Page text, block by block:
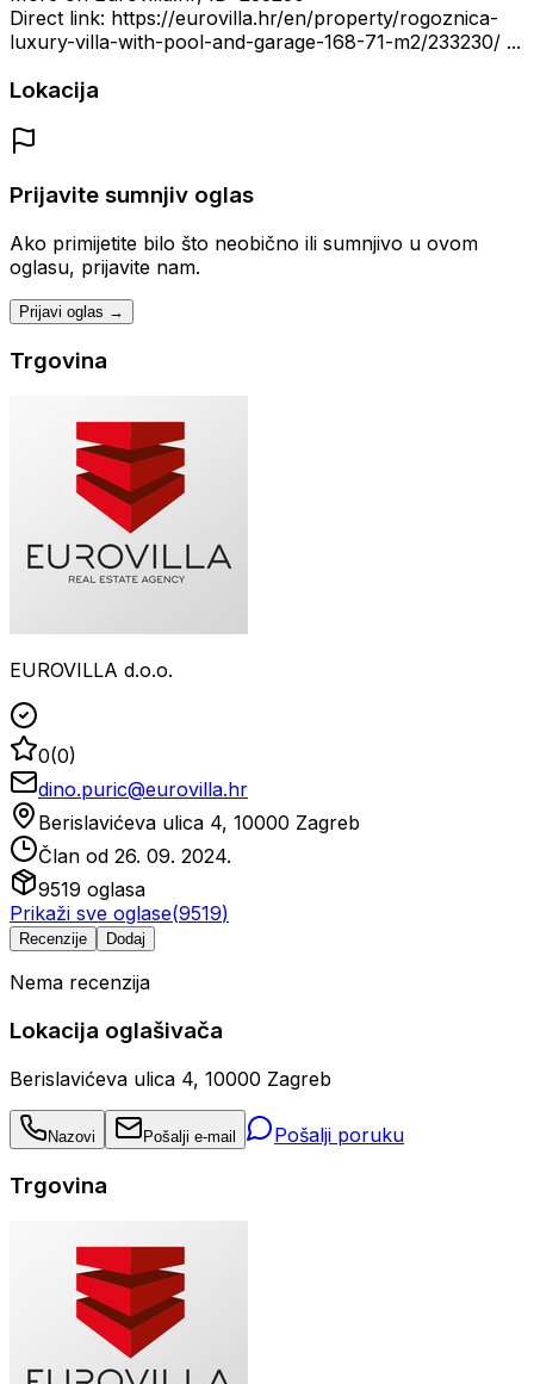
Direct link: https://eurovilla.hr/en/property/rogoznica-
luxury-villa-with-pool-and-garage-168-71-m2/233230/ ...
Lokacija
Prijavite sumnjiv oglas
Ako primijetite bilo što neobično ili sumnjivo u ovom
oglasu, prijavite nam.
Prijavi oglas →
Trgovina
EUROVILLA d.o.o.
0(0)
dino.puric@eurovilla.hr
Berislavićeva ulica 4, 10000 Zagreb
Član od 26. 09. 2024.
9519 oglasa
Prikaži sve oglase(9519)
Recenzije Dodaj
Nema recenzija
Lokacija oglašivača
Berislavićeva ulica 4, 10000 Zagreb
Nazovi Pošalji e-mail Pošalji poruku
Trgovina